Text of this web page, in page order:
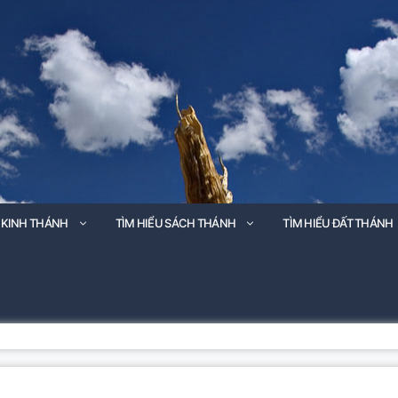
THÁNH TÌM HIỂU SÁCH THÁNH TÌM HIỂU ĐẤT THÁNH